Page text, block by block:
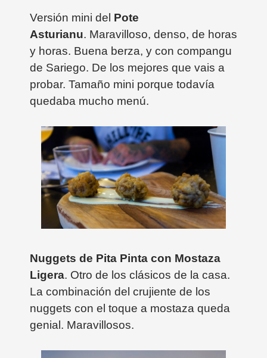
Versión mini del Pote
Asturianu. Maravilloso, denso, de horas
y horas. Buena berza, y con compangu
de Sariego. De los mejores que vais a
probar. Tamaño mini porque todavía
quedaba mucho menú.
Nuggets de Pita Pinta con Mostaza
Ligera. Otro de los clásicos de la casa.
La combinación del crujiente de los
nuggets con el toque a mostaza queda
genial. Maravillosos.